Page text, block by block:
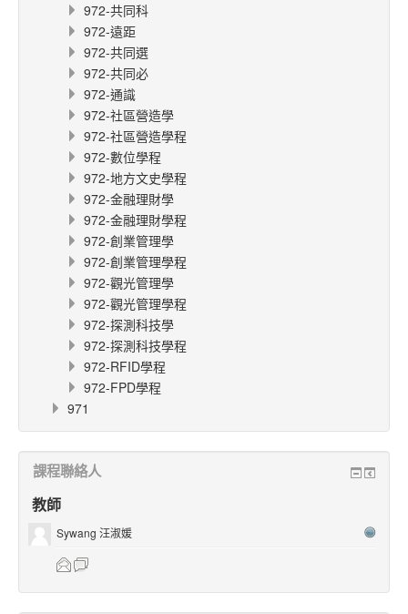
972-共同科
972-遠距
972-共同選
972-共同必
972-通識
972-社區營造學
972-社區營造學程
972-數位學程
972-地方文史學程
972-金融理財學
972-金融理財學程
972-創業管理學
972-創業管理學程
972-觀光管理學
972-觀光管理學程
972-探測科技學
972-探測科技學程
972-RFID學程
972-FPD學程
971
課程聯絡人
教師
Sywang 汪淑媛